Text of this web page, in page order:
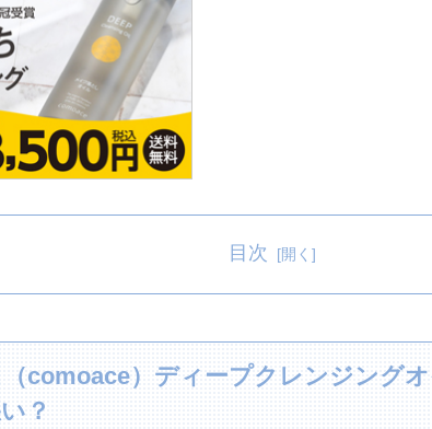
目次
comoace）ディープクレンジング
？